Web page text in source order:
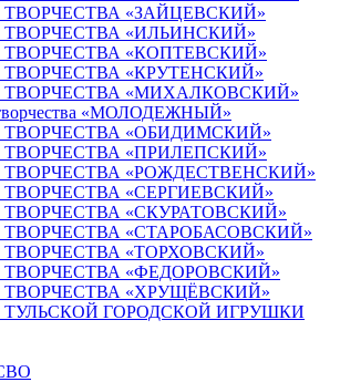
ТВОРЧЕСТВА «ЗАЙЦЕВСКИЙ»
ТВОРЧЕСТВА «ИЛЬИНСКИЙ»
ТВОРЧЕСТВА «КОПТЕВСКИЙ»
ТВОРЧЕСТВА «КРУТЕНСКИЙ»
ТВОРЧЕСТВА «МИХАЛКОВСКИЙ»
«МОЛОДЕЖНЫЙ»
ТВОРЧЕСТВА «ОБИДИМСКИЙ»
ТВОРЧЕСТВА «ПРИЛЕПСКИЙ»
ТВОРЧЕСТВА «РОЖДЕСТВЕНСКИЙ»
«СЕРГИЕВСКИЙ»
ТВОРЧЕСТВА «СКУРАТОВСКИЙ»
ТВОРЧЕСТВА «СТАРОБАСОВСКИЙ»
ТВОРЧЕСТВА «ТОРХОВСКИЙ»
ТВОРЧЕСТВА «ФЕДОРОВСКИЙ»
ТВОРЧЕСТВА «ХРУЩЁВСКИЙ»
ТУЛЬСКОЙ ГОРОДСКОЙ ИГРУШКИ